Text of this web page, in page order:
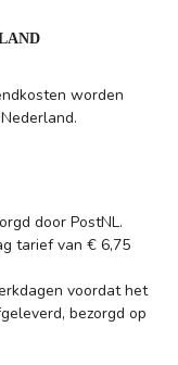
worden
door PostNL.
tarief van € 6,75
voordat het
bezorgd op